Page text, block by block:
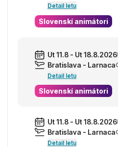
Detail letu
Slovenskí animátori
Ut 11.8 - Ut 18.8.2026
Bratislava - Larnaca
Detail letu
Slovenskí animátori
Ut 11.8 - Ut 18.8.2026
Bratislava - Larnaca
Detail letu